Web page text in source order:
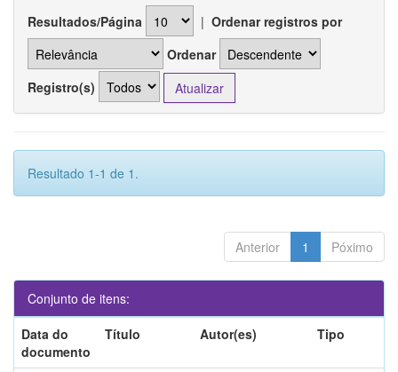
Resultados/Página | Ordenar registros por
Ordenar
Registro(s)
Resultado 1-1 de 1.
Anterior 1 Póximo
Conjunto de itens:
Data do
documento
Título Autor(es) Tipo